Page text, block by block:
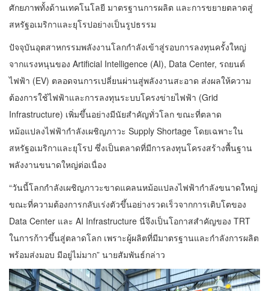
ศักยภาพทั้งด้านเทคโนโลยี มาตรฐานการผลิต และการขยายตลาดสู่
สหรัฐอเมริกาและยุโรปอย่างเป็นรูปธรรม
ปัจจุบันอุตสาหกรรมพลังงานโลกกำลังเข้าสู่รอบการลงทุนครั้งใหญ่
จากแรงหนุนของ Artificial Intelligence (AI), Data Center, รถยนต์
ไฟฟ้า (EV) ตลอดจนการเปลี่ยนผ่านสู่พลังงานสะอาด ส่งผลให้ความ
ต้องการใช้ไฟฟ้าและการลงทุนระบบโครงข่ายไฟฟ้า (Grid
Infrastructure) เพิ่มขึ้นอย่างมีนัยสำคัญทั่วโลก ขณะที่ตลาด
หม้อแปลงไฟฟ้ากำลังเผชิญภาวะ Supply Shortage โดยเฉพาะใน
สหรัฐอเมริกาและยุโรป ซึ่งเป็นตลาดที่มีการลงทุนโครงสร้างพื้นฐาน
พลังงานขนาดใหญ่ต่อเนื่อง
“วันนี้โลกกำลังเผชิญภาวะขาดแคลนหม้อแปลงไฟฟ้ากำลังขนาดใหญ่
ขณะที่ความต้องการกลับเร่งตัวขึ้นอย่างรวดเร็วจากการเติบโตของ
Data Center และ AI Infrastructure นี่จึงเป็นโอกาสสำคัญของ TRT
ในการก้าวขึ้นสู่ตลาดโลก เพราะผู้ผลิตที่มีมาตรฐานและกำลังการผลิต
พร้อมส่งมอบ มีอยู่ไม่มาก” นายสัมพันธ์กล่าว